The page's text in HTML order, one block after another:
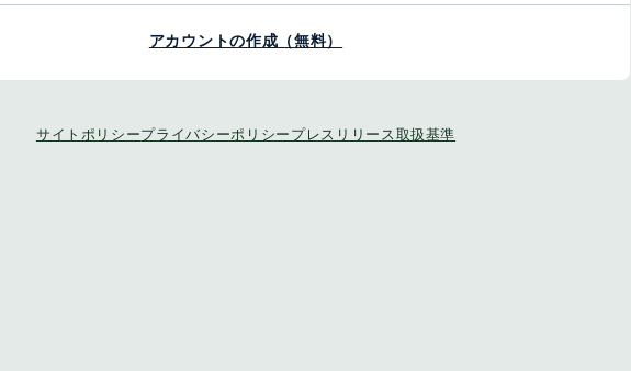
アカウントの作成（無料）
サイトポリシープライバシーポリシー プレスリリース取扱基準